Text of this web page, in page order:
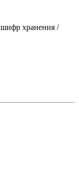
хранения /